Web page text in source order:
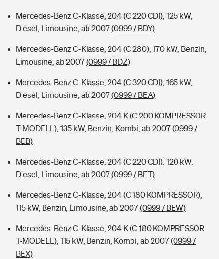
Mercedes-Benz C-Klasse, 204 (C 220 CDI), 125 kW,
Diesel, Limousine, ab 2007(0999 / BDY)
Mercedes-Benz C-Klasse, 204 (C 280), 170 kW, Benzin,
Limousine, ab 2007(0999 / BDZ)
Mercedes-Benz C-Klasse, 204 (C 320 CDI), 165 kW,
Diesel, Limousine, ab 2007(0999 / BEA)
Mercedes-Benz C-Klasse, 204 K (C 200 KOMPRESSOR
T-MODELL), 135 kW, Benzin, Kombi, ab 2007(0999 /
BEB)
Mercedes-Benz C-Klasse, 204 (C 220 CDI), 120 kW,
Diesel, Limousine, ab 2007(0999 / BET)
Mercedes-Benz C-Klasse, 204 (C 180 KOMPRESSOR),
115 kW, Benzin, Limousine, ab 2007(0999 / BEW)
Mercedes-Benz C-Klasse, 204 K (C 180 KOMPRESSOR
T-MODELL), 115 kW, Benzin, Kombi, ab 2007(0999 /
BEX)